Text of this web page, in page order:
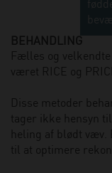
BEHANDLING
Fælles og
været RICE og
Disse metoder
tager ikke hensyn
heling af blødt væv.
til at optimere